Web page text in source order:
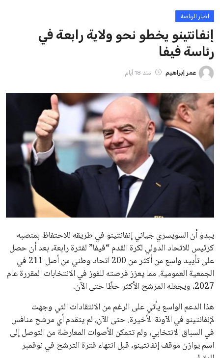
ايوا مصر
الاخبار الشائعة
إنفانتينو يخطو نحو ولاية رابعة في رئاسة فيفا
عمر إبراهيم
مستثمر هندي بريطاني يسعى لامتلاك حصة
عمر إبراهيم 22 يوليو 2026
تحقق من قهوتك المغشوشة 7 علامات تدل
على جودتها قبل أول رشفة
خالد فؤاد 18 يوليو 2026
القائمة البريدية
انضم إلى قائمة المشتركين لدينا لتحصل على أحدث الأخبار، التحديثات